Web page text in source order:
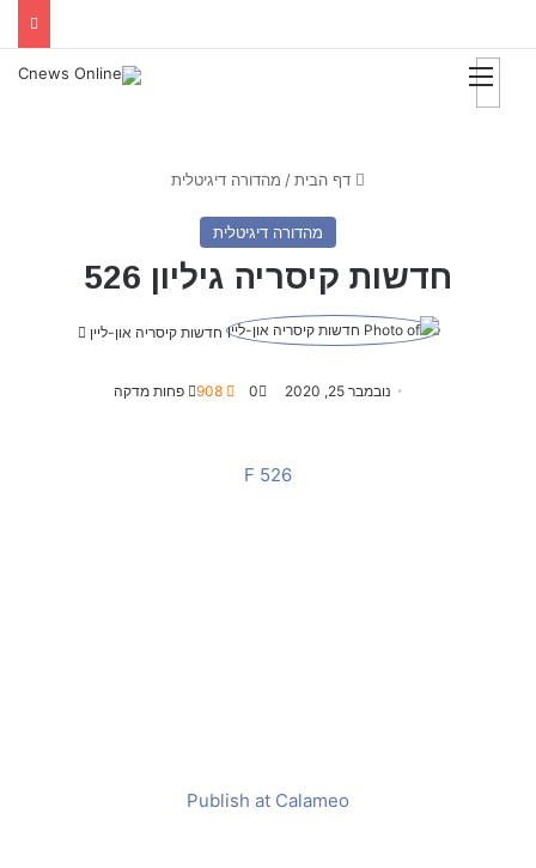
דף הבית/ מהדורה דיגיטלית
מהדורה דיגיטלית
חדשות קיסריה גיליון 526
חדשות קיסריה און-ליין
נובמבר 25, 2020 0
908 פחות מדקה
526 F
Publish at Calameo